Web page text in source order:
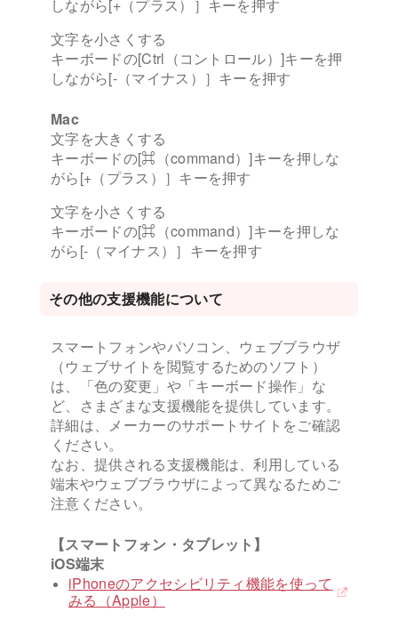
しながら[+（プラス）］キーを押す
文字を小さくする
キーボードの[Ctrl（コントロール）]キーを押
しながら[-（マイナス）］キーを押す
Mac
文字を大きくする
キーボードの[⌘（command）]キーを押しな
がら[+（プラス）］キーを押す
文字を小さくする
キーボードの[⌘（command）]キーを押しな
がら[-（マイナス）］キーを押す
その他の支援機能について
スマートフォンやパソコン、ウェブブラウザ
（ウェブサイトを閲覧するためのソフト）
は、「色の変更」や「キーボード操作」な
ど、さまざまな支援機能を提供しています。
詳細は、メーカーのサポートサイトをご確認
ください。
なお、提供される支援機能は、利用している
端末やウェブブラウザによって異なるためご
注意ください。
【スマートフォン・タブレット】
iOS端末
iPhoneのアクセシビリティ機能を使って
みる（Apple）